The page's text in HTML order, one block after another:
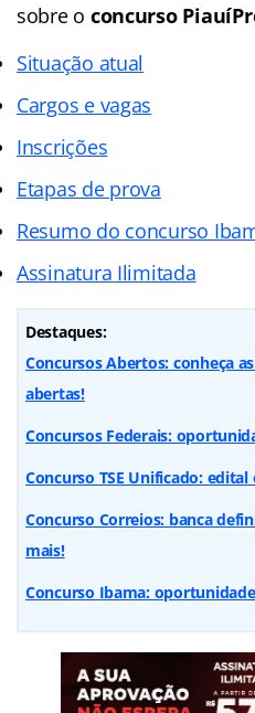
sobre o concurso
Situação atual
Cargos e vagas
Inscrições
Etapas de prova
Resumo do concurso
Assinatura Ilimitada
Destaques:
Concursos Abertos: conheça
abertas!
Concursos Federais:
Concurso TSE Unificado:
Concurso Correios: banca
mais!
Concurso Ibama: